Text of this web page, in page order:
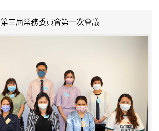
第三屆常務委員會第一次會議